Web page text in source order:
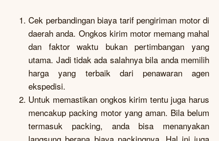
Cek perbandingan biaya tarif pengiriman motor di
daerah anda. Ongkos kirim motor memang mahal
dan faktor waktu bukan pertimbangan yang
utama. Jadi tidak ada salahnya bila anda memilih
harga yang terbaik dari penawaran agen
ekspedisi.
Untuk memastikan ongkos kirim tentu juga harus
mencakup packing motor yang aman. Bila belum
termasuk packing, anda bisa menanyakan